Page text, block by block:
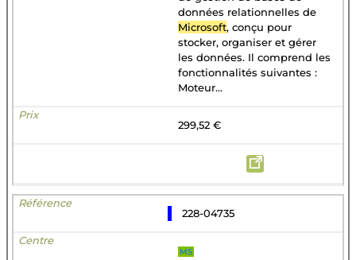
données relationnelles de
Microsoft, conçu pour
stocker, organiser et gérer
les données. Il comprend les
fonctionnalités suivantes :
Moteur...
299,52 €
228-04735
MS